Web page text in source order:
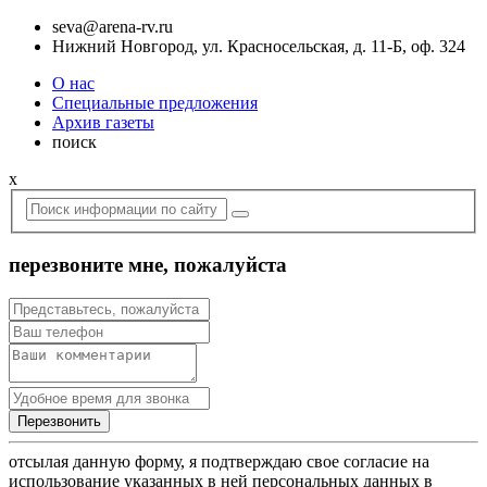
seva@arena-rv.ru
Нижний Новгород, ул. Красносельская, д. 11-Б, оф. 324
О нас
Специальные предложения
Архив газеты
поиск
x
перезвоните мне, пожалуйста
отсылая данную форму, я подтверждаю свое согласие на
использование указанных в ней персональных данных в